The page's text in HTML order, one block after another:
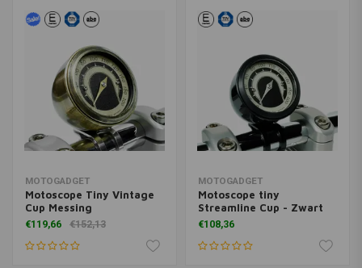
MOTOGADGET
Motoscope Tiny Vintage
Cup Messing
€119,66 €152,13
MOTOGADGET
Motoscope tiny
Streamline Cup - Zwart
€108,36